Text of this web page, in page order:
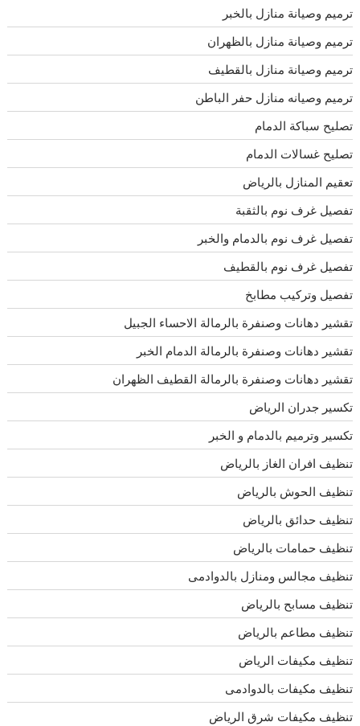
ترميم وصيانة منازل بالخبر
ترميم وصيانة منازل بالظهران
ترميم وصيانة منازل بالقطيف
ترميم وصيانه منازل حفر الباطن
تصليح سباكة الدمام
تصليح غسالات الدمام
تعقيم المنازل بالرياض
تفصيل غرف نوم بالثقبة
تفصيل غرف نوم بالدمام والخبر
تفصيل غرف نوم بالقطيف
تفصيل وتركيب مطابخ
تقشير دهانات وصنفرة بالرمالة الاحساء الجبيل
تقشير دهانات وصنفرة بالرمالة الدمام الخبر
تقشير دهانات وصنفرة بالرمالة القطيف الظهران
تكسير جدران الرياض
تكسير وترميم بالدمام و الخبر
تنظيف افران الغاز بالرياض
تنظيف الحوش بالرياض
تنظيف حدائق بالرياض
تنظيف حمامات بالرياض
تنظيف مجالس ومنازل بالدوادمى
تنظيف مسابح بالرياض
تنظيف مطاعم بالرياض
تنظيف مكيفات الرياض
تنظيف مكيفات بالدوادمى
تنظيف مكيفات شرق الرياض